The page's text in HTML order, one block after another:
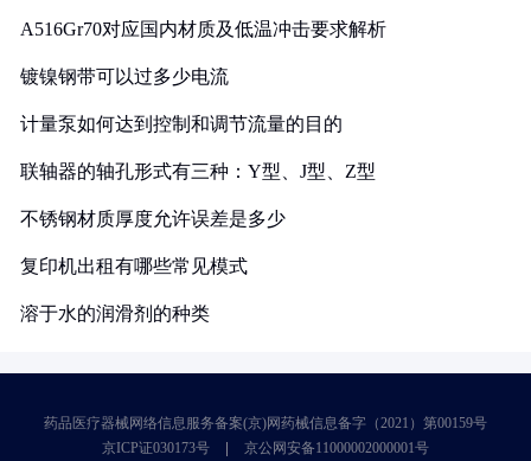
A516Gr70对应国内材质及低温冲击要求解析
镀镍钢带可以过多少电流
计量泵如何达到控制和调节流量的目的
联轴器的轴孔形式有三种：Y型、J型、Z型
不锈钢材质厚度允许误差是多少
复印机出租有哪些常见模式
溶于水的润滑剂的种类
药品医疗器械网络信息服务备案(京)网药械信息备字（2021）第00159号
京ICP证030173号
京公网安备11000002000001号